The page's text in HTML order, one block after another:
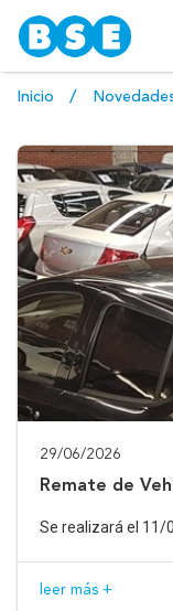
Inicio
29/06/2026
Remate de
Se realizará el 11/
leer más +